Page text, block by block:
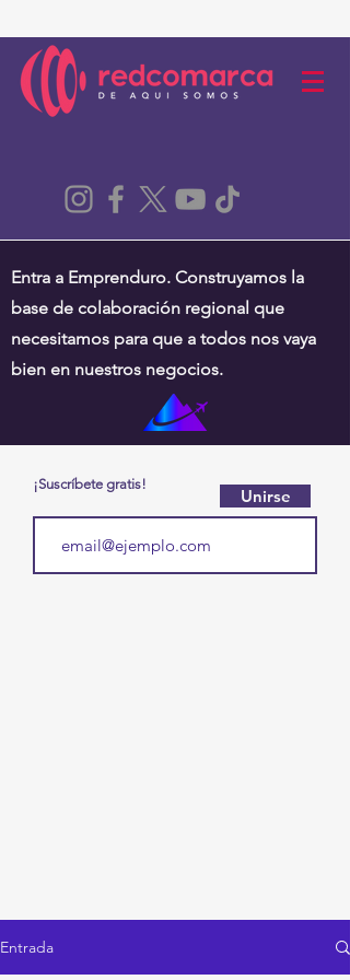
Entra a Emprenduro. Construyamos la
base de colaboración regional que
necesitamos para que a todos nos vaya
bien en nuestros negocios.
¡Suscríbete gratis!
Unirse
Entrada